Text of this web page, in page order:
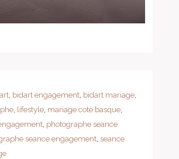
, bidart engagement, bidart mariage,
, lifestyle, mariage cote basque,
, photographe seance
seance engagement, seance